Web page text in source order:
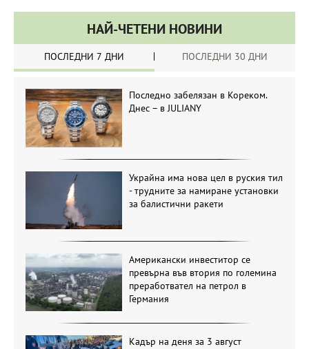
НАЙ-ЧЕТЕНИ НОВИНИ
ПОСЛЕДНИ 7 ДНИ ПОСЛЕДНИ 30 ДНИ
Последно забелязан в Кореком.
Днес – в JULIANY
Украйна има нова цел в руския тил
- трудните за намиране установки
за балистични ракети
Американски инвеститор се
превърна във втория по големина
преработвател на петрол в
Германия
Кадър на деня за 3 август